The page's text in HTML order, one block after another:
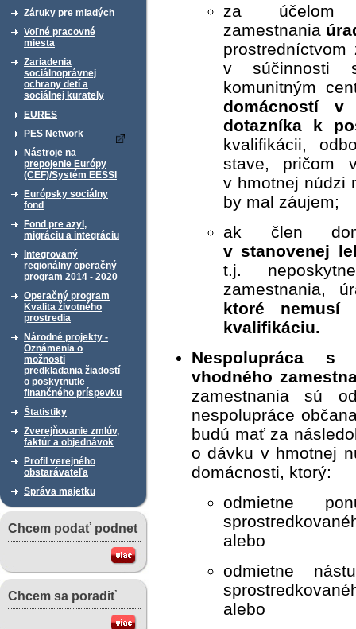
Záruky pre mladých
Voľné pracovné
miesta
Zariadenia
sociálnoprávnej
ochrany detí a
sociálnej kurately
EURES
PES Network
Nástroje na
prepojenie Európy
(CEF)/Systém EESSI
Európsky sociálny
fond
Fond pre azyl,
migráciu a integráciu
Integrovaný
regionálny operačný
program 2014 - 2020
Operačný program
Kvalita životného
prostredia
Národné projekty -
Oznámenia o
možnosti
predkladania žiadostí
o poskytnutie
finančného príspevku
Štatistiky
Zverejňovanie zmlúv,
faktúr a objednávok
Profil verejného
obstarávateľa
Správa majetku
Chcem podať podnet
Chcem sa poradiť
za účelom
zamestnania
v súčinnosti
komunitným
domácností
dotazníka
k
kvalifikácii,
stave, pričom
v hmotnej núdzi
by mal záujem;
ak člen
v stanovenej
t.j.
zamestnania,
ktoré nemusí
kvalifikáciu.
Nespolupráca s
vhodného
zamestnania sú
nespolupráce
budú mať za
o dávku v hmotnej
domácnosti, ktorý:
odmietne
alebo
odmietne
alebo